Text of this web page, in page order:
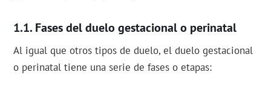
Fases del duelo gestacional o perinatal
Al igual que otros tipos de duelo, el duelo gestacional
o perinatal tiene una serie de fases o etapas: